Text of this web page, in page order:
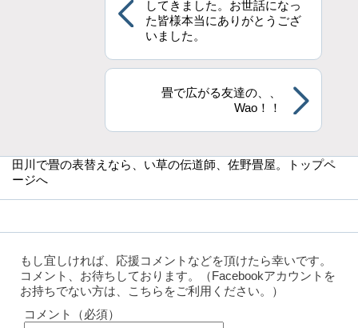
してきました。お世話になっ
た皆様本当にありがとうござ
いました。
畳で広がる友達の、、
Wao！！
田川で畳の表替えなら
、い草の伝道師、佐野畳屋。トップペ
ージへ
もし宜しければ、応援コメントなどを頂けたら幸いです。
コメント、お待ちしております。（Facebookアカウントを
お持ちでない方は、こちらをご利用ください。）
コメント（必須）